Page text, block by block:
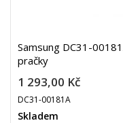
Samsung DC31-
pračky
1 293,00 Kč
DC31-00181A
Skladem